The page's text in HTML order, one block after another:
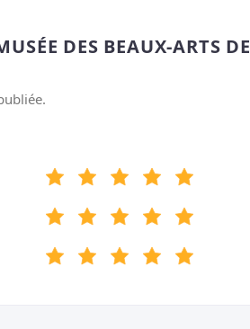
DES BEAUX-ARTS DE